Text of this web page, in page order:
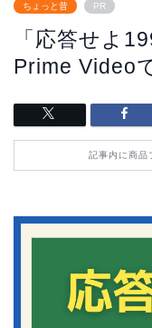
ちょっと昔 PR
「応答せよ
Prime Video
記事内に商品